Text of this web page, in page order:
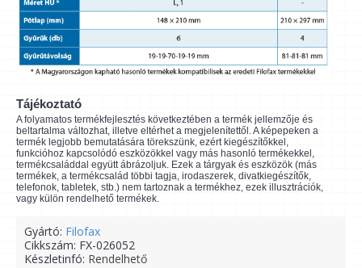
Tájékoztató
A folyamatos termékfejlesztés következtében a termék jellemzője és
beltartalma változhat, illetve eltérhet a megjelenítettől. A képepeken a
termék legjobb bemutatására törekszünk, ezért kiegészítőkkel,
funkcióhoz kapcsolódó eszközökkel vagy más hasonló termékekkel,
termékcsaláddal együtt ábrázoljuk. Ezek a tárgyak és eszközök (más
termékek, a termékcsalád többi tagja, irodaszerek, divatkiegészítők,
telefonok, tabletek, stb.) nem tartoznak a termékhez, ezek illusztrációk,
vagy külön rendelhető termékek.
Gyártó: Filofax
Cikkszám: FX-026052
Készletinfó: Rendelhető